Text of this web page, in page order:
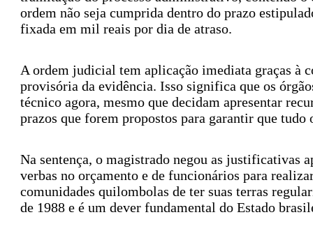
ordem não seja cumprida dentro do prazo
fixada em mil reais por dia de atraso.
A ordem judicial tem aplicação imediata graças à
provisória da evidência. Isso significa que os
técnico agora, mesmo que decidam apresentar
prazos que forem propostos para garantir que
Na sentença, o magistrado negou as justificativas
verbas no orçamento e de funcionários para
comunidades quilombolas de ter suas terras
de 1988 e é um dever fundamental do Estado